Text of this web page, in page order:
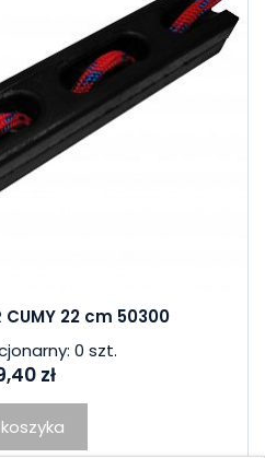
CUMY 22 cm 50300
0 szt.
zł